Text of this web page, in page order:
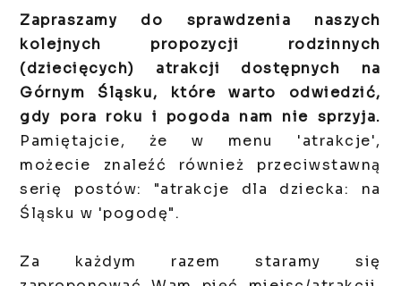
Zapraszamy do sprawdzenia naszych
kolejnych propozycji rodzinnych
(dziecięcych) atrakcji dostępnych na
Górnym Śląsku, które warto odwiedzić,
gdy pora roku i pogoda nam nie sprzyja.
Pamiętajcie, że w menu 'atrakcje',
możecie znaleźć również przeciwstawną
serię postów: "atrakcje dla dziecka: na
Śląsku w 'pogodę".
Za każdym razem staramy się